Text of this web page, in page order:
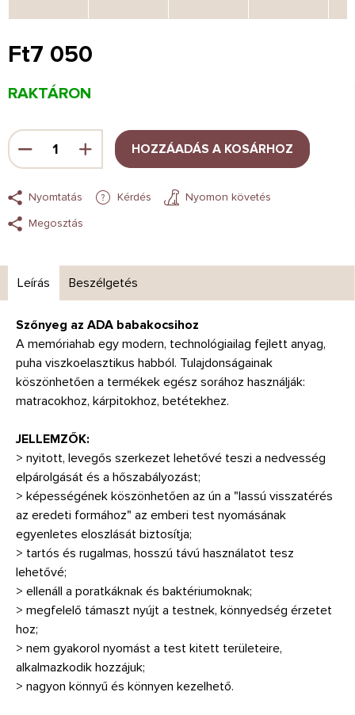
Ft7 050
Egységár:
RAKTÁRON
HOZZÁADÁS A KOSÁRHOZ
Nyomtatás Kérdés
Nyomon követés
Megosztás
Leírás Beszélgetés
Szőnyeg az ADA babakocsihoz
A memóriahab egy modern, technológiailag fejlett anyag,
puha viszkoelasztikus habból. Tulajdonságainak
köszönhetően a termékek egész sorához használják:
matracokhoz, kárpitokhoz, betétekhez.
JELLEMZŐK:
> nyitott, levegős szerkezet lehetővé teszi a nedvesség
elpárolgását és a hőszabályozást;
> képességének köszönhetően az ún a "lassú visszatérés
az eredeti formához" az emberi test nyomásának
egyenletes eloszlását biztosítja;
> tartós és rugalmas, hosszú távú használatot tesz
lehetővé;
> ellenáll a poratkáknak és baktériumoknak;
> megfelelő támaszt nyújt a testnek, könnyedség érzetet
hoz;
> nem gyakorol nyomást a test kitett területeire,
alkalmazkodik hozzájuk;
> nagyon könnyű és könnyen kezelhető.